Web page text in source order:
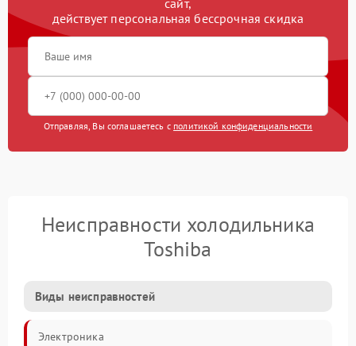
сайт,
действует персональная бессрочная скидка
Отправляя, Вы соглашаетесь с политикой конфиденциальности
Неисправности холодильника
Toshiba
Виды неисправностей
Электроника